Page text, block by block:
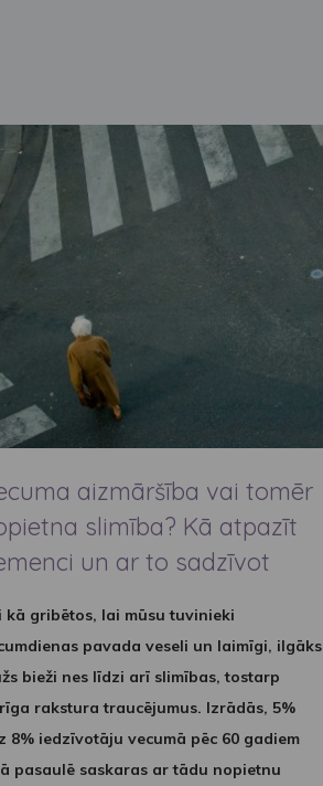
aizmāršība vai tomēr
slimība? Kā atpazīt
un ar to sadzīvot
kā gribētos, lai mūsu tuvinieki
pavada veseli un laimīgi, ilgāks
bieži nes līdzi arī slimības, tostarp
rakstura traucējumus. Izrādās, 5%
8% iedzīvotāju vecumā pēc 60 gadiem
pasaulē saskaras ar tādu nopietnu